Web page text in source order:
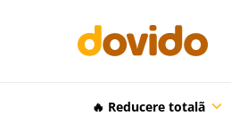
🔥 Reducere totalã